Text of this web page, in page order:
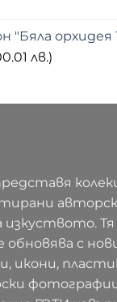
"Бяла орхидея
лв.)
изкуството. Тя
обновява с
икони,